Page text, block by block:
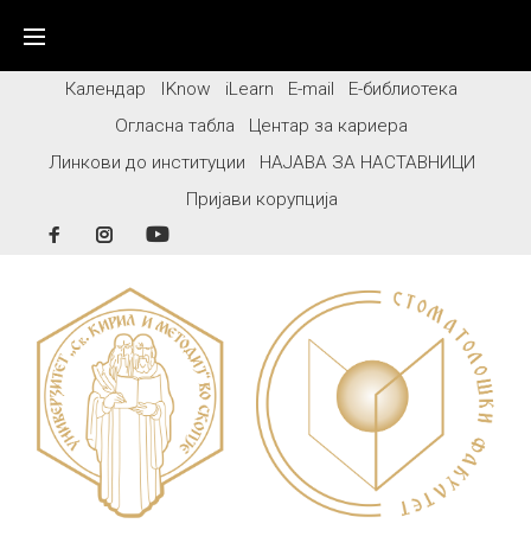
contentКалендар IKnow iLearn E-mail
Е-библиотека
Огласна табла
Центар за кариера
Линкови до институции
НАЈАВА ЗА НАСТАВНИЦИ
Пријави корупција
FacebookInstagram